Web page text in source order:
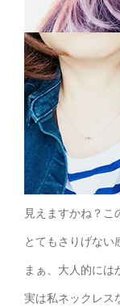
見えますかね？
とてもさりげない
まぁ、大人的には
実は私ネックレス